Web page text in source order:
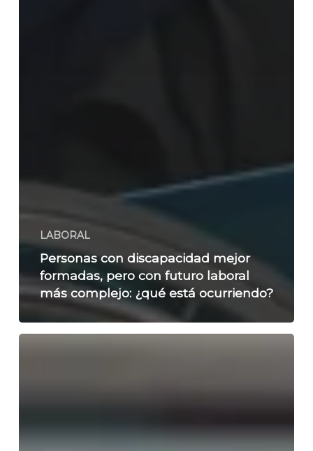
LABORAL
Personas con discapacidad mejor
formadas, pero con futuro laboral
más complejo: ¿qué está ocurriendo?